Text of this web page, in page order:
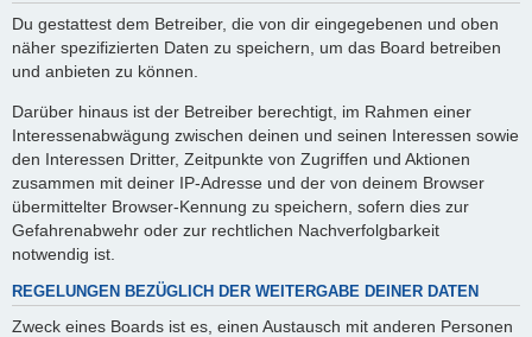
Du gestattest dem Betreiber, die von dir eingegebenen und oben
näher spezifizierten Daten zu speichern, um das Board betreiben
und anbieten zu können.
Darüber hinaus ist der Betreiber berechtigt, im Rahmen einer
Interessenabwägung zwischen deinen und seinen Interessen sowie
den Interessen Dritter, Zeitpunkte von Zugriffen und Aktionen
zusammen mit deiner IP-Adresse und der von deinem Browser
übermittelter Browser-Kennung zu speichern, sofern dies zur
Gefahrenabwehr oder zur rechtlichen Nachverfolgbarkeit
notwendig ist.
REGELUNGEN BEZÜGLICH DER WEITERGABE DEINER DATEN
Zweck eines Boards ist es, einen Austausch mit anderen Personen